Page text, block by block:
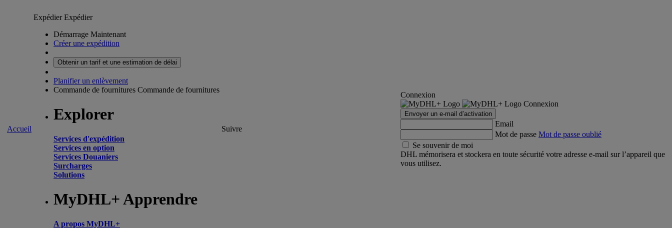
Accueil
ExpédierExpédier
Démarrage Maintenant
Créer une expédition
Obtenir un tarif et une estimation de délai
Planifier un enlèvement
Commande de fournitures Commande de fournitures
Explorer
Services d'expédition
Services en option
Services Douaniers
Surcharges
Solutions
MyDHL+ Apprendre
A propos MyDHL+
Suivre
Connexion
Connexion
Envoyer un e-mail d’activation
Email
Mot de passe Mot de passe oublié
Se souvenir de moi
DHL mémorisera et stockera en toute sécurité votre adresse e-mail sur l’appareil que
vous utilisez.